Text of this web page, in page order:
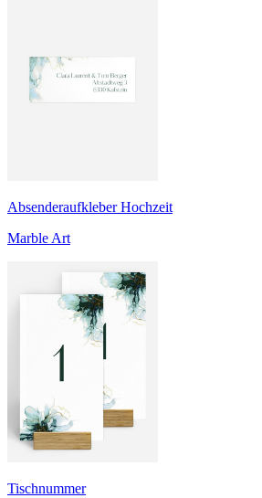
Absenderaufkleber Hochzeit
Marble Art
Tischnummer